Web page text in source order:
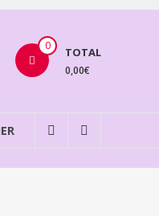
0 TOTAL
0,00€